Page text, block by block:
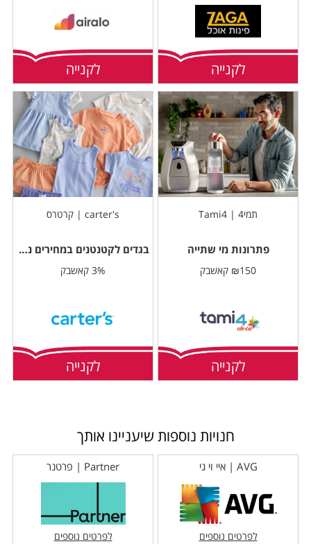
לקנייה לקנייה
תמי4 | Tami4
פתרונות מי שתייה
₪150 קאשבק
לקנייה
carter's | קרטרס
בגדים לקטנטנים במחירים נוחים
3% קאשבק
לקנייה
חנויות נוספות שיעניינו אותך
AVG | איי וי גי
לפרטים נוספים
Partner | פרטנר
לפרטים נוספים